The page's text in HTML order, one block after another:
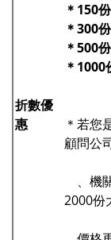
折數優
惠
＊150
＊300
＊500
＊
＊若您
顧問公
、機
2000份